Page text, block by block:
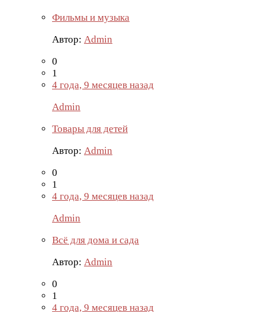
Фильмы и музыка
Автор: Admin
0
1
4 года, 9 месяцев назад
Admin
Товары для детей
Автор: Admin
0
1
4 года, 9 месяцев назад
Admin
Всё для дома и сада
Автор: Admin
0
1
4 года, 9 месяцев назад